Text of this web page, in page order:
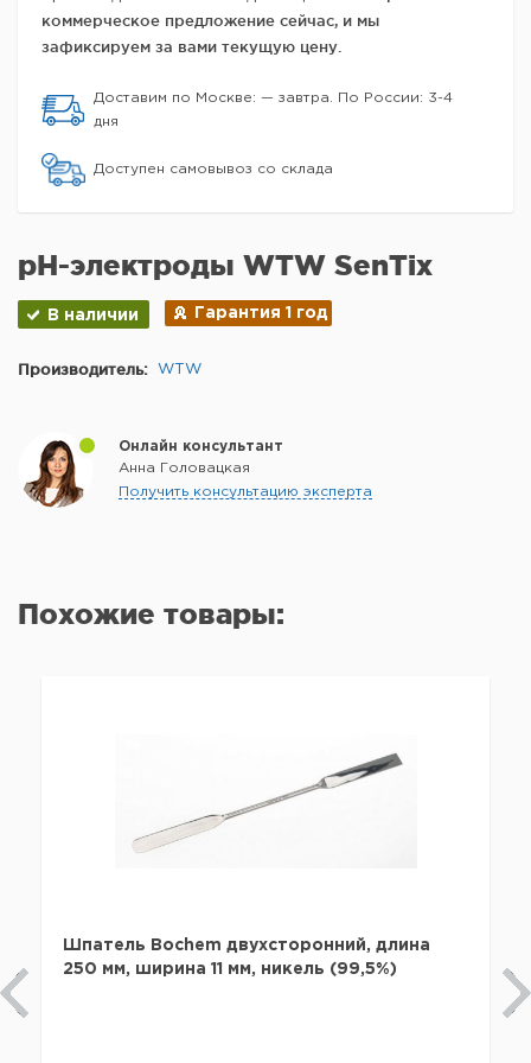
коммерческое предложение сейчас, и мы
зафиксируем за вами текущую цену.
Доставим по Москве: — завтра. По России: 3-4
дня
Доступен самовывоз со склада
pH-электроды WTW SenTix
В наличии Гарантия 1 год
Производитель: WTW
Онлайн консультант
Анна Головацкая
Получить консультацию эксперта
Похожие товары:
Шпатель Bochem двухсторонний, длина
250 мм, ширина 11 мм, никель (99,5%)